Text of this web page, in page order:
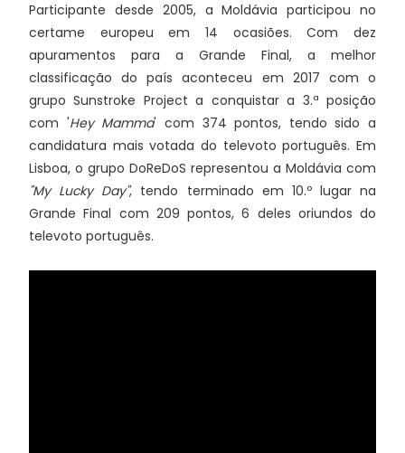
Participante desde 2005, a Moldávia participou no
certame europeu em 14 ocasiões. Com dez
apuramentos para a Grande Final, a melhor
classificação do país aconteceu em 2017 com o
grupo Sunstroke Project a conquistar a 3.ª posição
com 'Hey Mamma' com 374 pontos, tendo sido a
candidatura mais votada do televoto português. Em
Lisboa, o grupo DoReDoS representou a Moldávia com
"My Lucky Day", tendo terminado em 10.º lugar na
Grande Final com 209 pontos, 6 deles oriundos do
televoto português.